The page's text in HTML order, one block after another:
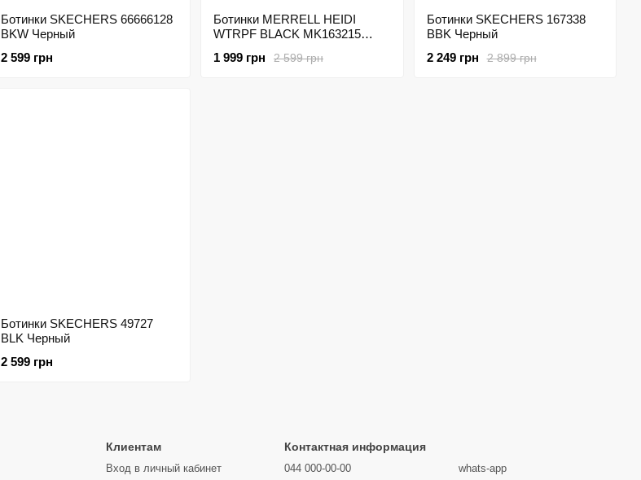
Ботинки SKECHERS 66666128
BKW Черный
2 599 грн
Ботинки MERRELL HEIDI
WTRPF BLACK MK163215
2 599 грн
1 999 грн
Ботинки SKECHERS 167338
BBK Черный
2 899 грн
2 249 грн
Ботинки SKECHERS 49727
BLK Черный
2 599 грн
Клиентам
Вход в личный кабинет
Контактная информация
044 000-00-00 whats-app